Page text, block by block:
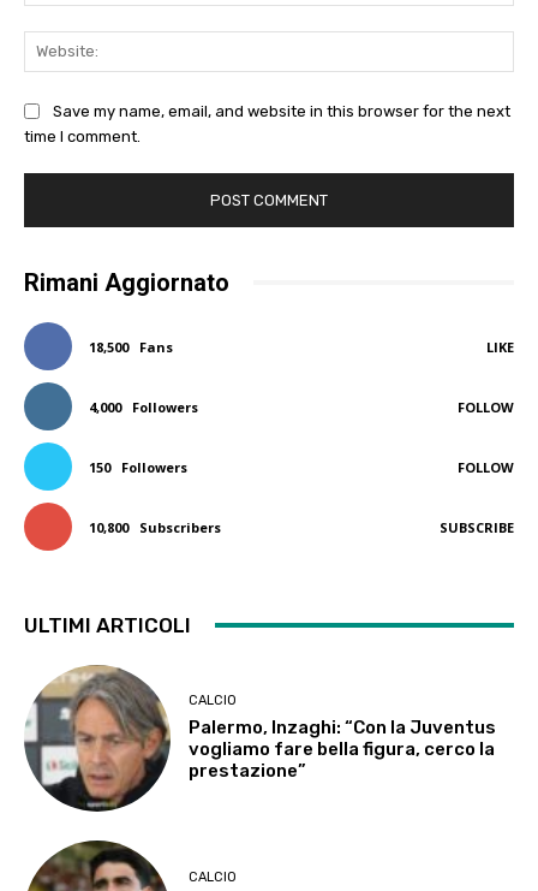
Save my name, email, and website in this browser for the next
time I comment.
Rimani Aggiornato
18,500 Fans LIKE
4,000 Followers FOLLOW
150 Followers FOLLOW
10,800 Subscribers SUBSCRIBE
ULTIMI ARTICOLI
CALCIO
Palermo, Inzaghi: “Con la Juventus
vogliamo fare bella figura, cerco la
prestazione”
CALCIO